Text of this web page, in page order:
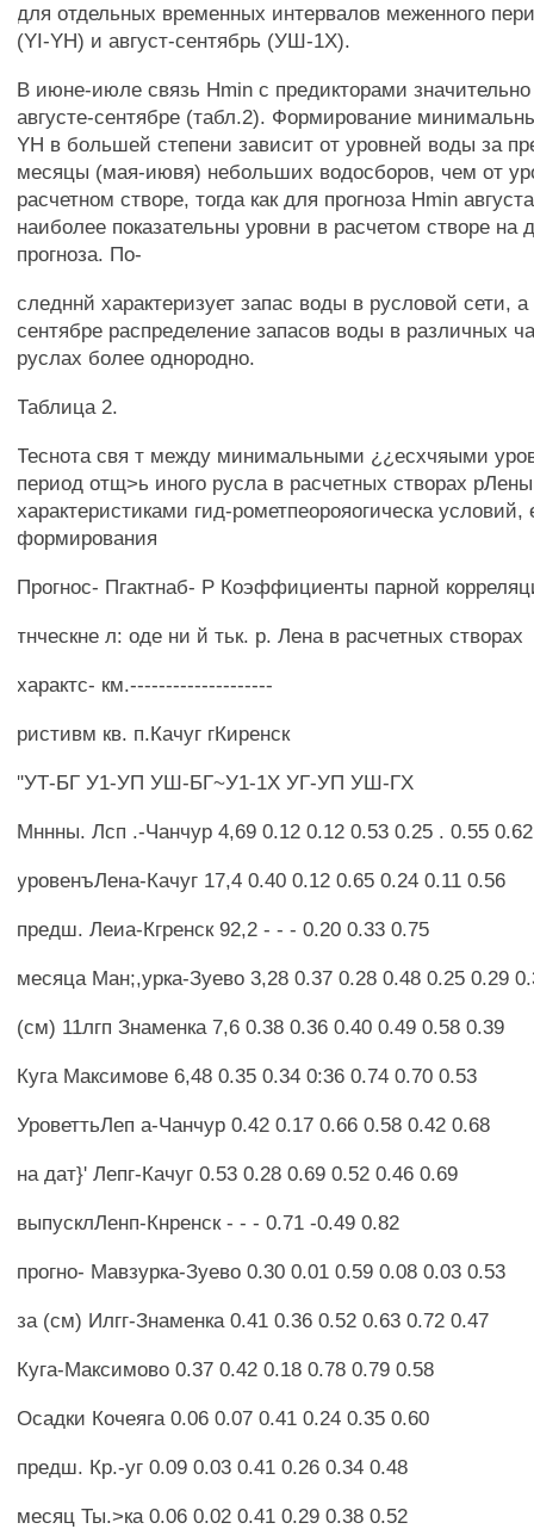
для отдельных временных интервалов меженного
(YI-YH) и август-сентябрь (УШ-1Х).
В июне-июле связь Hmin с предикторами
августе-сентябре (табл.2). Формирование
YH в большей степени зависит от уровней воды за
месяцы (мая-иювя) небольших водосборов, чем от
расчетном створе, тогда как для прогноза Hmin
наиболее показательны уровни в расчетом створе на
прогноза. По-
следннй характеризует запас воды в русловой сети, а
сентябре распределение запасов воды в различных
руслах более однородно.
Таблица 2.
Теснота свя т между минимальными ¿¿есхчяыми
период отщ>ь иного русла в расчетных створах
характеристиками гид-рометпеорояогическа условий,
формирования
Прогнос- Пгактнаб- Р Коэффициенты парной
тнческне л: оде ни й тьк. р. Лена в расчетных створах
характс- км.--------------------
ристивм кв. п.Качуг гКиренск
"УТ-БГ У1-УП УШ-БГ~У1-1Х УГ-УП УШ-ГХ
Мннны. Лсп .-Чанчур 4,69 0.12 0.12 0.53 0.25 . 0.55 0.62
уровенъЛена-Качуг 17,4 0.40 0.12 0.65 0.24 0.11 0.56
предш. Леиа-Кгренск 92,2 - - - 0.20 0.33 0.75
месяца Ман;,урка-Зуево 3,28 0.37 0.28 0.48 0.25 0.29
(см) 11лгп Знаменка 7,6 0.38 0.36 0.40 0.49 0.58 0.39
Куга Максимове 6,48 0.35 0.34 0:36 0.74 0.70 0.53
УроветтьЛеп а-Чанчур 0.42 0.17 0.66 0.58 0.42 0.68
на дат}' Лепг-Качуг 0.53 0.28 0.69 0.52 0.46 0.69
выпусклЛенп-Кнренск - - - 0.71 -0.49 0.82
прогно- Мавзурка-Зуево 0.30 0.01 0.59 0.08 0.03 0.53
за (см) Илгг-Знаменка 0.41 0.36 0.52 0.63 0.72 0.47
Куга-Максимово 0.37 0.42 0.18 0.78 0.79 0.58
Осадки Кочеяга 0.06 0.07 0.41 0.24 0.35 0.60
предш. Кр.-уг 0.09 0.03 0.41 0.26 0.34 0.48
месяц Ты.>ка 0.06 0.02 0.41 0.29 0.38 0.52